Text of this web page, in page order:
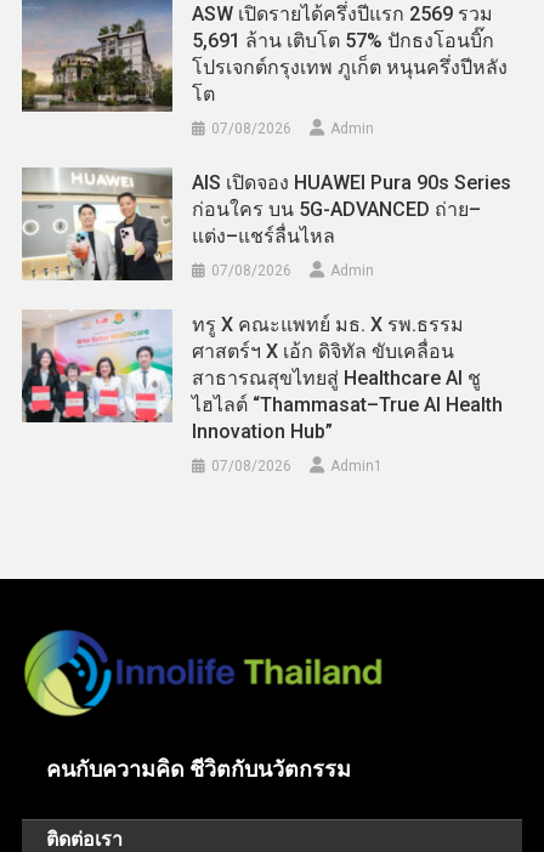
ASW เปิดรายได้ครึ่งปีแรก 2569 รวม
5,691 ล้าน เติบโต 57% ปักธงโอนบิ๊ก
โปรเจกต์กรุงเทพ ภูเก็ต หนุนครึ่งปีหลัง
โต
07/08/2026 Admin
AIS เปิดจอง HUAWEI Pura 90s Series
ก่อนใคร บน 5G-ADVANCED ถ่าย–
แต่ง–แชร์ลื่นไหล
07/08/2026 Admin
ทรู X คณะแพทย์ มธ. X รพ.ธรรม
ศาสตร์ฯ X เอ้ก ดิจิทัล ขับเคลื่อน
สาธารณสุขไทยสู่ Healthcare AI ชู
ไฮไลต์ “Thammasat–True AI Health
Innovation Hub”
07/08/2026 Admin​1
คนกับความคิด ชีวิตกับนวัตกรรม
ติดต่อเรา